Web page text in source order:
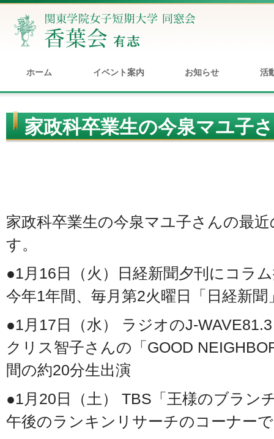
ホーム イベント案内 お知らせ 活
家政科卒業生の今泉マユ子
家政科卒業生の今泉マユ子さんの最
す。
●1月16日（火）日経新聞夕刊にコラ
今年1年間、毎月第2火曜日「日経新
●1月17日（水） ラジオのJ-WAVE81.3
クリス智子さんの「GOOD
間の約20分生出演
●1月20日（土） TBS「王様のブラン
午後のランキンリサーチのコーナー